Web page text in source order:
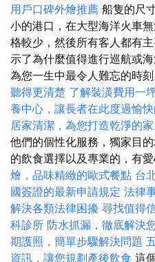
用戶口碑外燴推薦 船隻的尺
小的港口，在大型海洋火車
格較少，然後所有客人都有
示了為什麼值得進行巡航或
為您一生中最令人難忘的時刻
聽得更清楚 了解裝潢費用一
養中心，讓長者在此度過愉
居家清潔，為您打造乾淨的
他們的個性化服務，獨家目
的飲食選擇以及專業的，有
燴，品味精緻的歐式餐點 台
國簽證的最新申請規定 法律
解決各類法律困擾 尋找值得
科診所 防水抓漏，徹底解決
期護照，簡單步驟解決問題
資訊，讓您規劃產後飲食 這